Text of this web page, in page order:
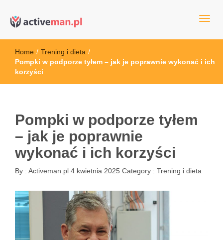
active man – sprzęt sportowy
sportowym
Home / Trening i dieta /
Pompki w podporze tyłem – jak je poprawnie wykonać i ich
korzyści
Pompki w podporze tyłem
– jak je poprawnie
wykonać i ich korzyści
By : Activeman.pl 4 kwietnia 2025 Category : Trening i dieta